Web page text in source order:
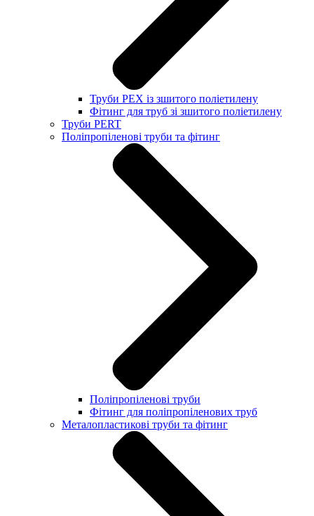
Труби PEX із зшитого поліетилену
Фітинг для труб зі зшитого поліетилену
Труби PERT
Поліпропіленові труби та фітинг
Поліпропіленові труби
Фітинг для поліпропіленових труб
Металопластикові труби та фітинг